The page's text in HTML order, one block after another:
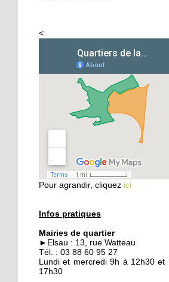
Les filles chaussent leurs
crampons
24 septembre 2014
Vers une aide sociale
ciblée
Les habitants
redécouvrent le Parc
naturel urbain
23 septembre 2014
Quand les employeurs
viennent chercher les
chômeurs
23 septembre 2014
<
Pour agrandir, cliquez ici
Infos pratiques
Mairies de quartier
►Elsau : 13, rue Watteau
Tél. : 03 88 60 95 27
Lundi et mercredi 9h à 12h30 et
17h30